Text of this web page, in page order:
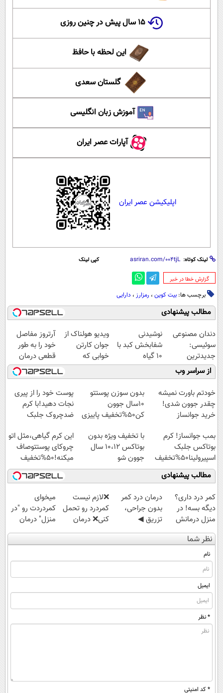
۱۵ سال پیش در چنین روزی
این لحظه با حافظ
گلستان سعدی
آموزش زبان انگلیسی
آپارات عصر ایران
اپلیکیشن عصر ایران
لینک کوتاه: کپی لینک
‌گزارش خطا در خبر
برچسب ها: بیت کوین ، رمزارز ، دارایی
مطالب پیشنهادی
دندان مصنوعی
سوئیسی:
جدیدترین
فناوری اروپا،
سبک و مقاوم |
پرداخت قسطی
نوشیدنی
شفابخش کبد با
10 گیاه
موثر(تخفیف تا
امشب)
ویدیو هولناک از
جوان کارتن
خوابی که
میلیاردر شد.
آموزش رایگان
آرتروز مفاصل
خود را به طور
قطعی درمان
کنید!
◗پرسش‌نامه◖
از سراسر وب
خودتم باورت نمیشه
چقدر جوون شدی!
خرید جوانساز
ویژه
بدون سوزن پوستتو
10سال جوون
کن50%تخفیف پاییزی
پوست خود را از پیری
نجات دهید!با کرم
ضدچروک جلبک
بمب جوانساز! کرم
بوتاکس جلبک
اسپیرولینا50%تخفیف
با تخفیف ویژه بدون
بوتاکس ۱۰،۱۲ سال
جوون شو
این کرم گیاهی،مثل اتو
چروکای پوستتوصاف
میکنه!50%تخفیف
مطالب پیشنهادی
کمر درد داری؟
دیگه بسه! در
منزل درمانش
کن
(◀پرسش‌نامه)
درمان درد کمر
بدون جراحی،
تزریق ◀
پرسش‌نامه رو پر
کن ▶
❌لازم نیست
کمردرد رو تحمل
کنی❌ درمان
بدون جراحی و
قرص
میخوای
کمردردت رو "در
منزل" درمان
کنی؟ (◂فیلم +
◂پرسش‌نامه)
نظر شما
نام
ایمیل
* نظر
* کد امنیتی